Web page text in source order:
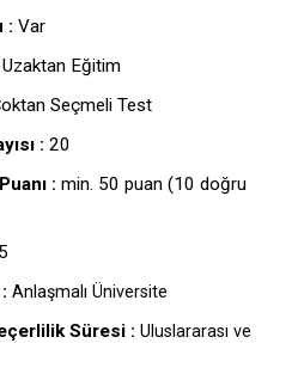
: Var
Uzaktan Eğitim
Seçmeli Test
: 20
: min. 50 puan (10 doğru
5
Anlaşmalı Üniversite
Süresi : Uluslararası ve